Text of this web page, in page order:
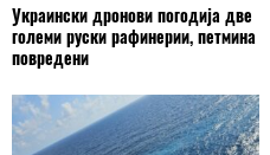
Украински дронови погодија две
големи руски рафинерии, петмина
повредени